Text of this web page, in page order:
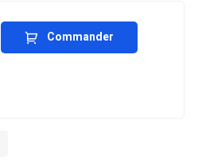
Commander